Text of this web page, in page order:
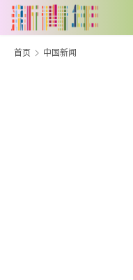
首页 中国新闻